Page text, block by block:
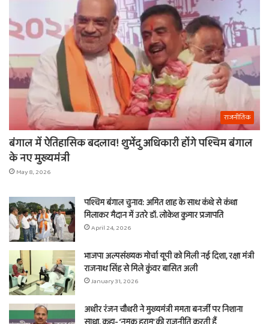
राजनीतिक
बंगाल में ऐतिहासिक बदलाव! शुभेंदु अधिकारी होंगे पश्चिम बंगाल
के नए मुख्यमंत्री
May 8, 2026
पश्चिम बंगाल चुनाव: अमित शाह के साथ कंधे से कंधा
मिलाकर मैदान में उतरे डॉ. लोकेश कुमार प्रजापति
April 24, 2026
भाजपा अल्पसंख्यक मोर्चा यूपी को मिली नई दिशा, रक्षा मंत्री
राजनाथ सिंह से मिले कुंवर बासित अली
January 31, 2026
अधीर रंजन चौधरी ने मुख्यमंत्री ममता बनर्जी पर निशाना